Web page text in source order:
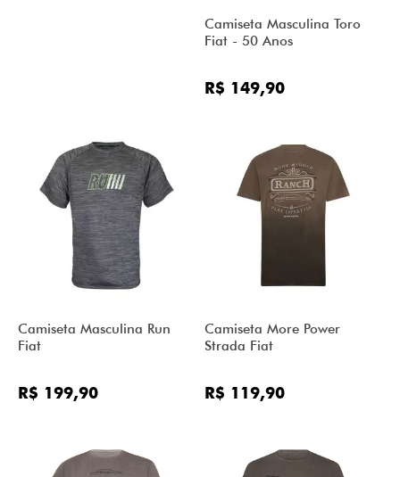
Camiseta Masculina Toro
Fiat - 50 Anos
R$ 149,90
Camiseta Masculina Run
Fiat
R$ 199,90
Camiseta More Power
Strada Fiat
R$ 119,90